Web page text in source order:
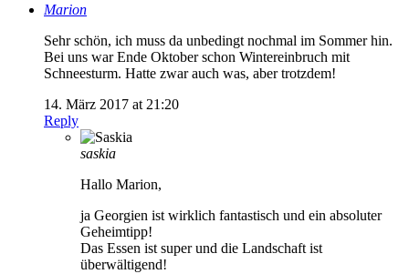
Marion
Sehr schön, ich muss da unbedingt nochmal im Sommer hin.
Bei uns war Ende Oktober schon Wintereinbruch mit
Schneesturm. Hatte zwar auch was, aber trotzdem!
14. März 2017 at 21:20
Reply
saskia
Hallo Marion,
ja Georgien ist wirklich fantastisch und ein absoluter
Geheimtipp!
Das Essen ist super und die Landschaft ist
überwältigend!